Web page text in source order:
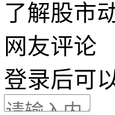
了解股市
网友评论
登录后可